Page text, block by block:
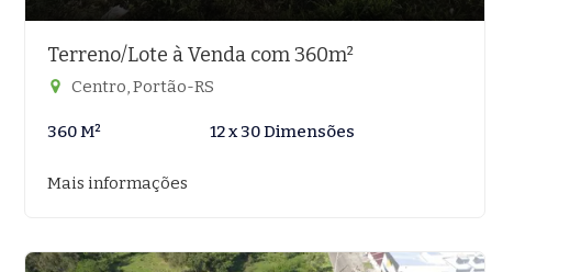
Terreno/Lote à Venda com 360m²
Centro, Portão-RS
360 M² 12 x 30 Dimensões
Mais informações